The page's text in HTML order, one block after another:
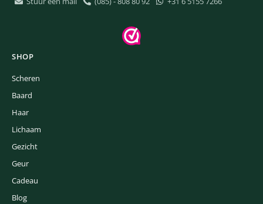
SHOP
Scheren
Baard
Haar
Lichaam
Gezicht
Geur
Cadeau
Blog